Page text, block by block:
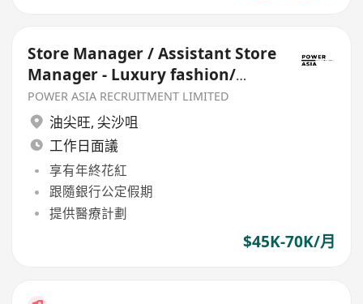
Store Manager / Assistant Store
Manager - Luxury fashion/
Watch & Jewellery
POWER ASIA RECRUITMENT LIMITED
油尖旺, 尖沙咀
工作日面議
享有年終花紅
跟隨銀行公定假期
提供醫療計劃
$45K-70K/月